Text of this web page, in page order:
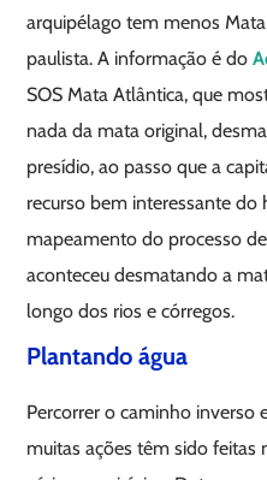
arquipélago tem menos
paulista. A informação é do
SOS Mata Atlântica, que
nada da mata original,
presídio, ao passo que a
recurso bem interessante
mapeamento do processo
aconteceu desmatando a
longo dos rios e córregos.
Plantando água
Percorrer o caminho inverso
muitas ações têm sido feitas